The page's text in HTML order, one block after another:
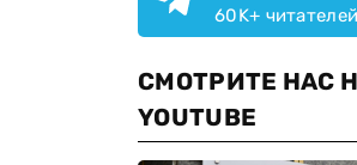
60K+ читателей
СМОТРИТЕ НАС
YOUTUBE